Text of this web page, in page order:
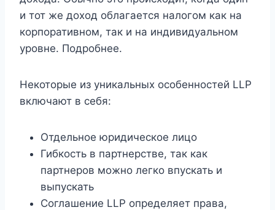
и тот же доход облагается налогом как на
корпоративном, так и на индивидуальном
уровне. Подробнее.
Некоторые из уникальных особенностей LLP
включают в себя:
Отдельное юридическое лицо
Гибкость в партнерстве, так как
партнеров можно легко впускать и
выпускать
Соглашение LLP определяет права,